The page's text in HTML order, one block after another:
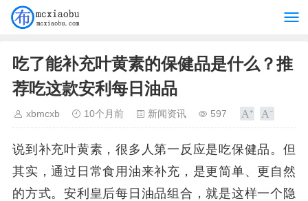
吃了能补充叶黄素的保健品是什么？推
荐吃这款安利每日油品
xbmcxb 10个月前 新闻资讯 597
说到补充叶黄素，很多人第一反应是吃保健品。但
其实，通过日常食用油来补充，是更简单、更自然
的方式。安利皇后每日油品组合，就是这样一个隐